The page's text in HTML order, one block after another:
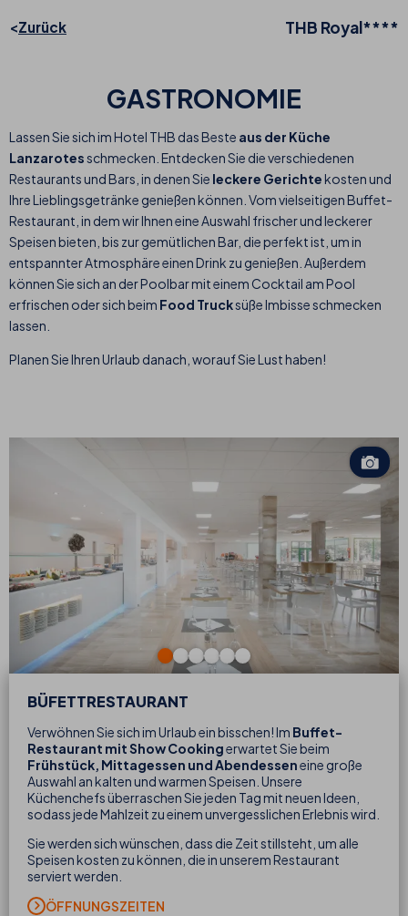
Zurück THB Royal****
GASTRONOMIE
Lassen Sie sich im Hotel THB das Beste aus der Küche
Lanzarotesschmecken. Entdecken Sie die verschiedenen
Restaurants und Bars, in denen Sie leckere Gerichtekosten und
Ihre Lieblingsgetränke genießen können. Vom vielseitigen Buffet-
Restaurant, in dem wir Ihnen eine Auswahl frischer und leckerer
Speisen bieten, bis zur gemütlichen Bar, die perfekt ist, um in
entspannter Atmosphäre einen Drink zu genießen. Außerdem
können Sie sich an der Poolbar mit einem Cocktail am Pool
erfrischen oder sich beim Food Trucksüße Imbisse schmecken
lassen.
Planen Sie Ihren Urlaub danach, worauf Sie Lust haben!
BÜFETTRESTAURANT
Verwöhnen Sie sich im Urlaub ein bisschen! Im Buffet-
Restaurant mit Show Cookingerwartet Sie beim
Frühstück, Mittagessen und Abendesseneine große
Auswahl an kalten und warmen Speisen. Unsere
Küchenchefs überraschen Sie jeden Tag mit neuen Ideen,
sodass jede Mahlzeit zu einem unvergesslichen Erlebnis wird.
Sie werden sich wünschen, dass die Zeit stillsteht, um alle
Speisen kosten zu können, die in unserem Restaurant
serviert werden.
ÖFFNUNGSZEITEN